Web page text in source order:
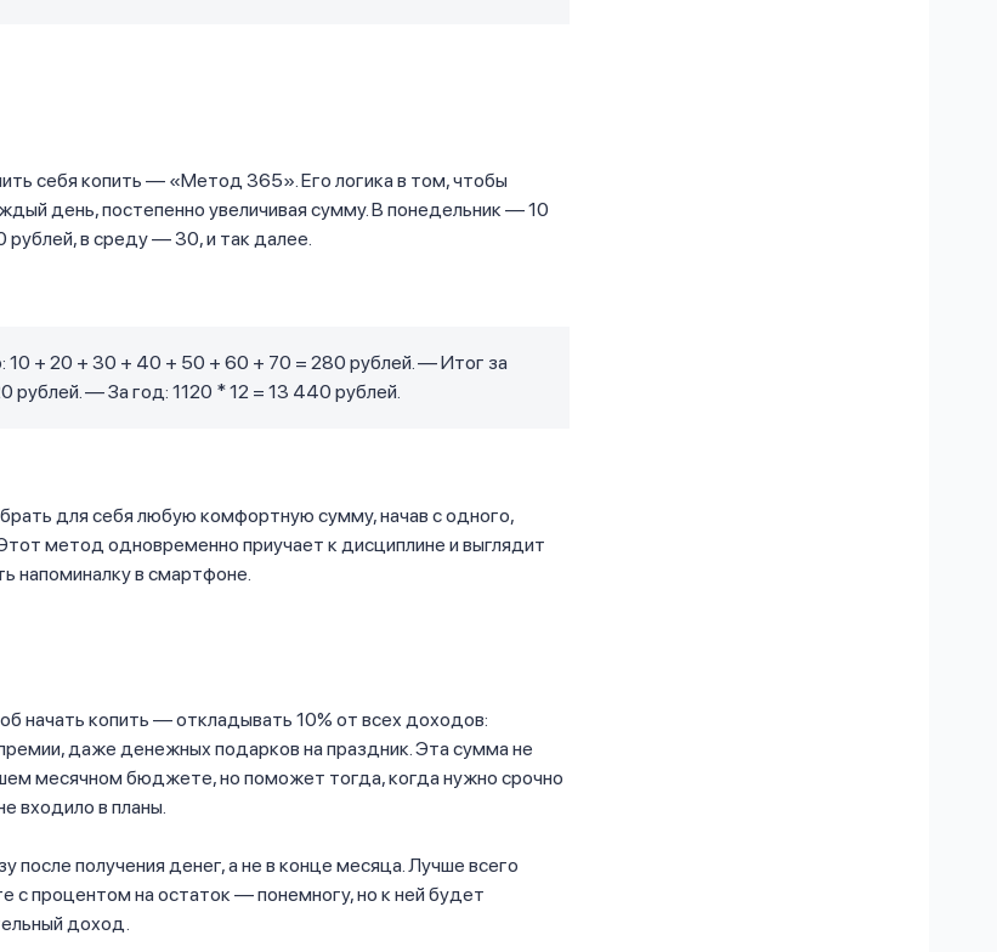
себя копить — «Метод 365». Его логика в том, чтобы
день, постепенно увеличивая сумму. В понедельник — 10
рублей, в среду — 30, и так далее.
10 + 20 + 30 + 40 + 50 + 60 + 70 = 280 рублей. — Итог за
рублей. — За год: 1120 * 12 = 13 440 рублей.
для себя любую комфортную сумму, начав с одного,
метод одновременно приучает к дисциплине и выглядит
напоминалку в смартфоне.
начать копить — откладывать 10% от всех доходов:
даже денежных подарков на праздник. Эта сумма не
месячном бюджете, но поможет тогда, когда нужно срочно
входило в планы.
после получения денег, а не в конце месяца. Лучше всего
с процентом на остаток — понемногу, но к ней будет
доход.